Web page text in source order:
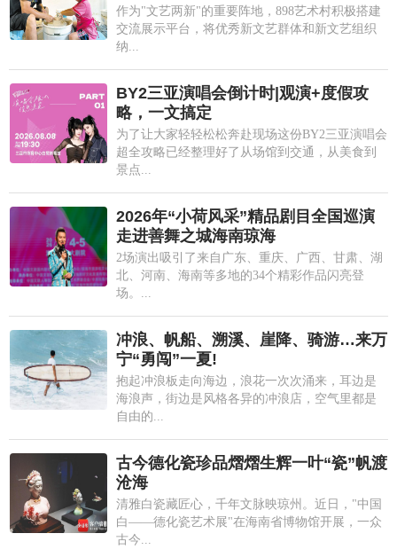
作为"文艺两新"的重要阵地，898艺术村积极搭建
交流展示平台，将优秀新文艺群体和新文艺组织
纳...
BY2三亚演唱会倒计时|观演+度假攻
略，一文搞定
为了让大家轻轻松松奔赴现场这份BY2三亚演唱会
超全攻略已经整理好了从场馆到交通，从美食到
景点...
2026年“小荷风采”精品剧目全国巡演
走进善舞之城海南琼海
2场演出吸引了来自广东、重庆、广西、甘肃、湖
北、河南、海南等多地的34个精彩作品闪亮登
场。...
冲浪、帆船、溯溪、崖降、骑游…来万
宁“勇闯”一夏!
抱起冲浪板走向海边，浪花一次次涌来，耳边是
海浪声，街边是风格各异的冲浪店，空气里都是
自由的...
古今德化瓷珍品熠熠生辉一叶“瓷”帆渡
沧海
清雅白瓷藏匠心，千年文脉映琼州。近日，"中国
白——德化瓷艺术展"在海南省博物馆开展，一众
古今...